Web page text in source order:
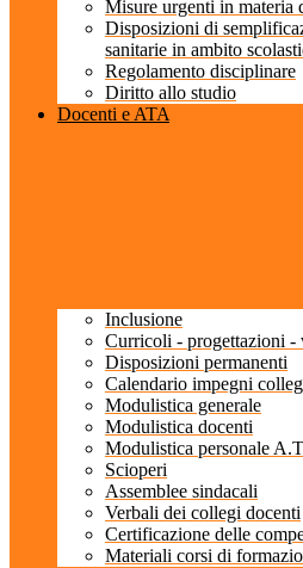
Misure urgenti in materia
Disposizioni di
sanitarie in ambito
Regolamento disciplinare
Diritto allo studio
Docenti e ATA
Inclusione
Curricoli - progettazioni -
Disposizioni permanenti
Calendario impegni
Modulistica generale
Modulistica docenti
Modulistica personale
Scioperi
Assemblee sindacali
Verbali dei collegi docenti
Certificazione delle
Materiali corsi di